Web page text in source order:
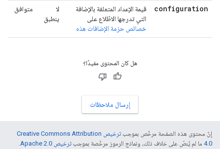
configuration
قيمة الإعداد المتعلقة بالإضافة
التي تدرجها الاطّلاع على
خصائص حزمة الإضافات هذه
لا
ينطبق
متوافق
هل كان المحتوى مفيدًا؟
إرسال ملاحظات
إنّ محتوى هذه الصفحة مرخّص بموجب
ترخيص Creative Commons Attribution
4.0‏ ما لم يُنصّ على خلاف ذلك، ونماذج الرموز مرخّصة بموجبترخيص Apache 2.0‏
.